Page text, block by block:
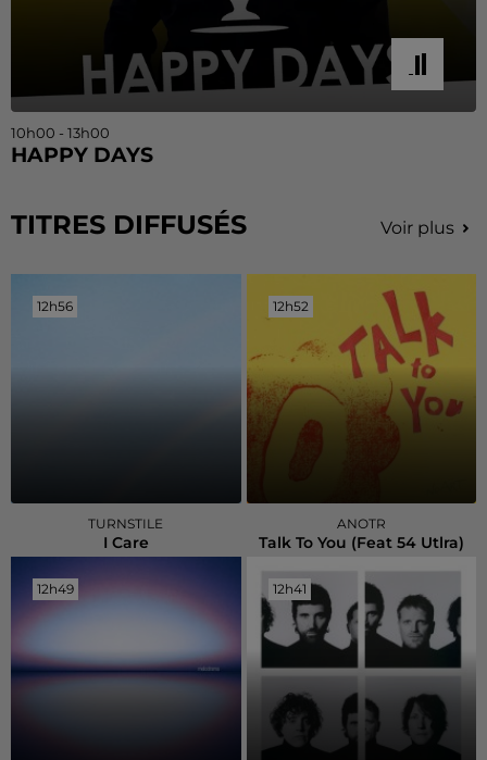
10h00 - 13h00
HAPPY DAYS
TITRES DIFFUSÉS Voir plus
12h56
12h56
TURNSTILE
I Care
12h52
12h52
ANOTR
Talk To You (feat 54 Utlra)
12h49
12h49 12h41
12h41